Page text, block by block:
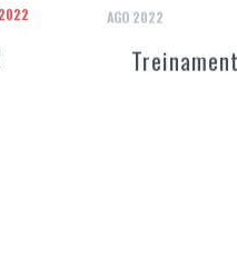
2022 AGO 2022